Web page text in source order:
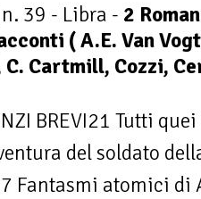
n. 39 - Libra - 2
( A.E. Van
C. Cartmill, Cozzi,
BREVI21 Tutti
del soldato
Fantasmi atomici di